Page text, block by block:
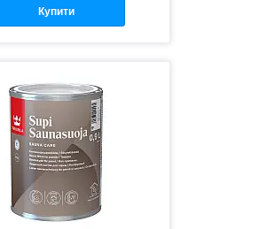
Купити